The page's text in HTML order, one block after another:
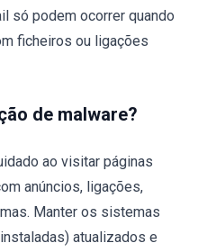
só podem ocorrer quando
ficheiros ou ligações
de malware?
ao visitar páginas
anúncios, ligações,
Manter os sistemas
atualizados e